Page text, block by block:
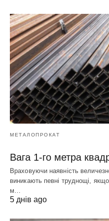
МЕТАЛОПРОКАТ
Вага 1-го метра
Враховуючи наявність
виникають певні труднощі,
м…
5 днів ago